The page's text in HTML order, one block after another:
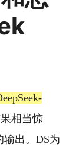
相当惊
出。DS为